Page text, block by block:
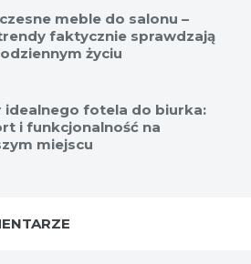
meble do salonu –
faktycznie sprawdzają
życiu
idealnego fotela do biurka:
i funkcjonalność na
miejscu